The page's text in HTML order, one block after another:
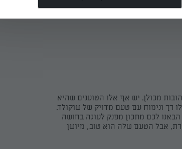
מכולן. יש אף אלו הטוענים שהיא
רך ונימוח עם טעם מדויק של שוקולד.
לכם מתכון מפנק לעוגה בחושה
אבל הטעם שלה הוא טוב, מיושן